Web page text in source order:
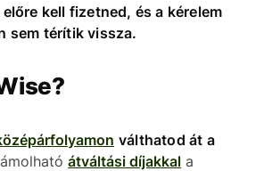
kell fizetned, és a kérelem
sem térítik vissza.
válthatod át a
átváltási díjakkal a